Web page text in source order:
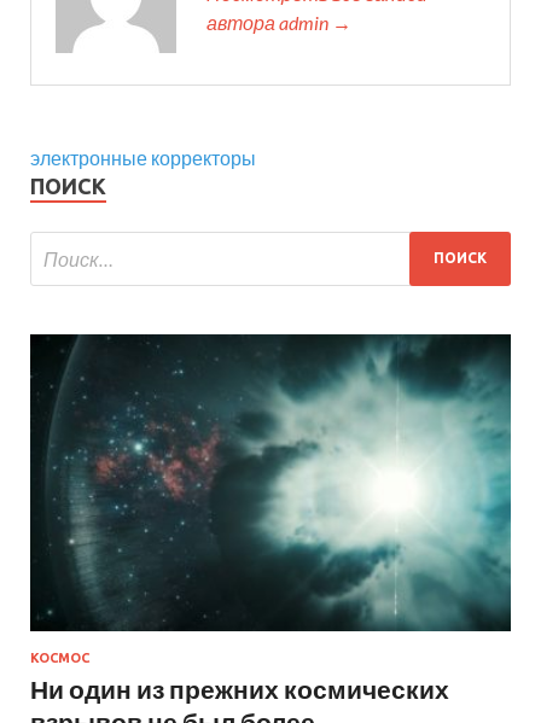
автора admin →
электронные корректоры
ПОИСК
КОСМОС
Ни один из прежних космических